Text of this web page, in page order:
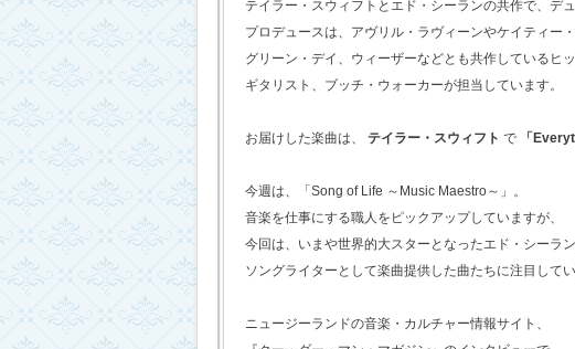
テイラー・スウィフトとエド・シーランの共作で、デュ
プロデュースは、アヴリル・ラヴィーンやケイティー・
グリーン・デイ、ウィーザーなどとも共作しているヒ
ギタリスト、ブッチ・ウォーカーが担当しています。
お届けした楽曲は、 テイラー・スウィフト で 「
今週は、「Song of Life ～Music Maestro～」。
音楽を仕事にする職人をピックアップしていますが、
今回は、いまや世界的大スターとなったエド・シーラ
ソングライターとして楽曲提供した曲たちに注目してい
ニュージーランドの音楽・カルチャー情報サイト、